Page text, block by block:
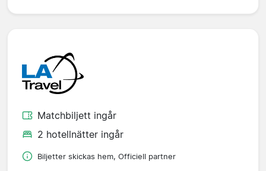
Matchbiljett ingår
2 hotellnätter ingår
Biljetter skickas hem, Officiell partner